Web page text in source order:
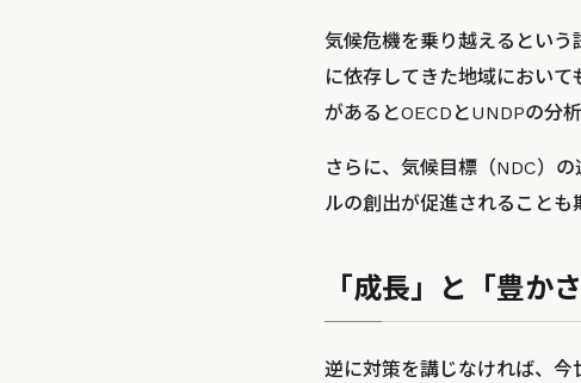
気候危機を乗り越えるとい
に依存してきた地域におい
があるとOECDとUNDPの分
さらに、気候目標（NDC）
ルの創出が促進されることも
「成長」と「豊か
逆に対策を講じなければ、今